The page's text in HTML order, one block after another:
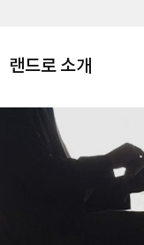
랜드로 소개
랜드로 소개
변호사 소개